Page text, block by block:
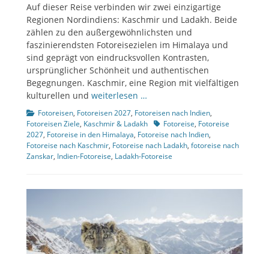
Auf dieser Reise verbinden wir zwei einzigartige
Regionen Nordindiens: Kaschmir und Ladakh. Beide
zählen zu den außergewöhnlichsten und
faszinierendsten Fotoreisezielen im Himalaya und
sind geprägt von eindrucksvollen Kontrasten,
ursprünglicher Schönheit und authentischen
Begegnungen. Kaschmir, eine Region mit vielfältigen
kulturellen und weiterlesen …
Kategorien
Fotoreisen, Fotoreisen 2027, Fotoreisen nach Indien,
Fotoreisen Ziele, Kaschmir & Ladakh TagsFotoreise, Fotoreise
2027, Fotoreise in den Himalaya, Fotoreise nach Indien,
Fotoreise nach Kaschmir, Fotoreise nach Ladakh, fotoreise nach
Zanskar, Indien-Fotoreise, Ladakh-Fotoreise